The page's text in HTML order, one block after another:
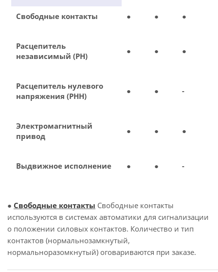
Свободные контакты ● ● ●
Расцепитель
независимый (РН)
● ● ●
Расцепитель нулевого
напряжения (РНН)
● ● -
Электромагнитный
привод
● ● ●
Выдвижное исполнение ● ● -
● Свободные контакты Свободные контакты
используются в системах автоматики для сигнализации
о положении силовых контактов. Количество и тип
контактов (нормальнозамкнутый,
нормальноразомкнутый) оговариваются при заказе.